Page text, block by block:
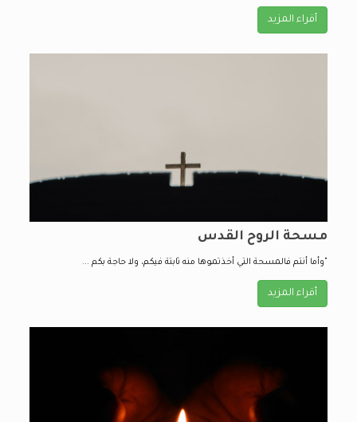
أقراء المزيد
مسحة الروح القدس
"وأما أنتم فالمسحة التي أخذتموها منه ثابتة فيكم، ولا حاجة بكم ...
أقراء المزيد